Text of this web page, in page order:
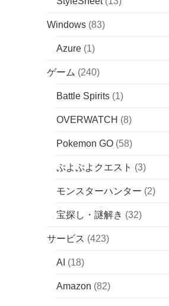
Windows (83)
Azure (1)
ゲーム (240)
Battle Spirits (1)
OVERWATCH (8)
Pokemon GO (58)
ぷよぷよクエスト (3)
モンスターハンター (2)
宝探し・謎解き (32)
サービス (423)
AI (18)
Amazon (82)